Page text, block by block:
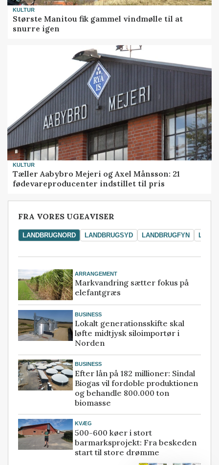
KULTUR
Største Manitou fik gammel vindmølle til at
snurre igen
KULTUR
Tæller Aabybro Mejeri og Axel Månsson: 21
fødevareproducenter indstillet til pris
FRA VORES UGEAVISER
LANDBRUGNORD LANDBRUGSYD LANDBRUGFYN
ARRANGEMENT
Markvandring sætter fokus på
elefantgræs
BUSINESS
Lokalt generationsskifte skal
løfte midtjysk siloimportør i
Norden
BUSINESS
Efter lån på 182 millioner: Sindal
Biogas vil fordoble produktionen
og behandle 800.000 ton
biomasse
KVÆG
500-600 køer i stort
barmarksprojekt: Fra beskeden
start til store drømme